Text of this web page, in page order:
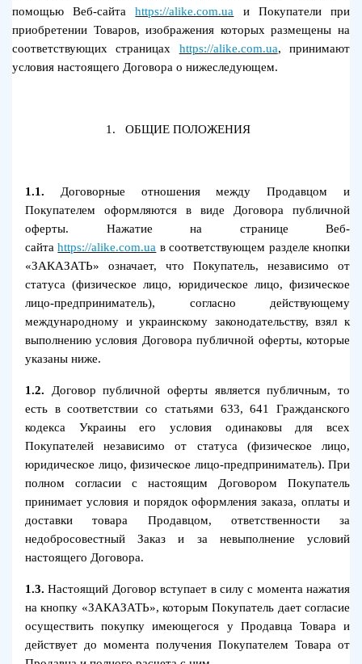
помощью Веб-сайтаhttps://alike.com.ua и Покупатели при
приобретении Товаров, изображения которых размещены на
соответствующих страницах https://alike.com.ua, принимают
условия настоящего Договора о нижеследующем.
1. ОБЩИЕ ПОЛОЖЕНИЯ
1.1. Договорные отношения между Продавцом и
Покупателем оформляются в виде Договора публичной
оферты. Нажатие на странице Веб-
сайтаhttps://alike.com.ua в соответствующем разделе кнопки
«ЗАКАЗАТЬ» означает, что Покупатель, независимо от
статуса (физическое лицо, юридическое лицо, физическое
лицо-предприниматель), согласно действующему
международному и украинскому законодательству, взял к
выполнению условия Договора публичной оферты, которые
указаны ниже.
1.2. Договор публичной оферты является публичным, то
есть в соответствии со статьями 633, 641 Гражданского
кодекса Украины его условия одинаковы для всех
Покупателей независимо от статуса (физическое лицо,
юридическое лицо, физическое лицо-предприниматель). При
полном согласии с настоящим Договором Покупатель
принимает условия и порядок оформления заказа, оплаты и
доставки товара Продавцом, ответственности за
недобросовестный Заказ и за невыполнение условий
настоящего Договора.
1.3.Настоящий Договор вступает в силу с момента нажатия
на кнопку «ЗАКАЗАТЬ», которым Покупатель дает согласие
осуществить покупку имеющегося у Продавца Товара и
действует до момента получения Покупателем Товара от